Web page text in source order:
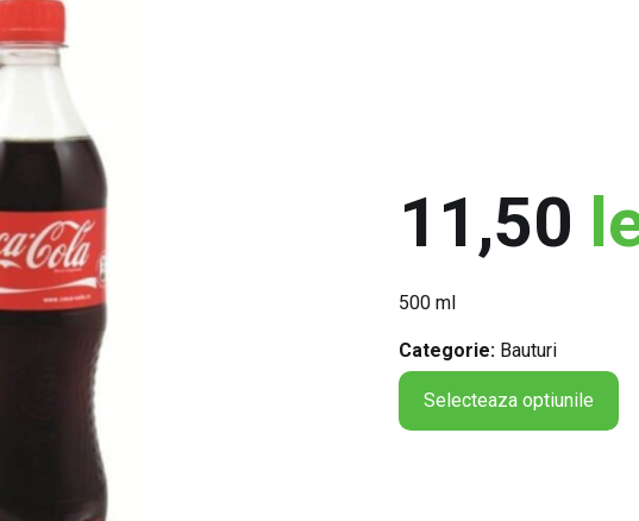
11,50
500 ml
Categorie: Bauturi
Selecteaza optiunile